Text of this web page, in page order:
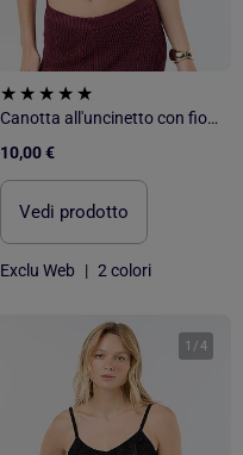
Canotta all'uncinetto con fiori ricamati
10,00 €
Vedi prodotto
Exclu Web | 2 colori
1 /4